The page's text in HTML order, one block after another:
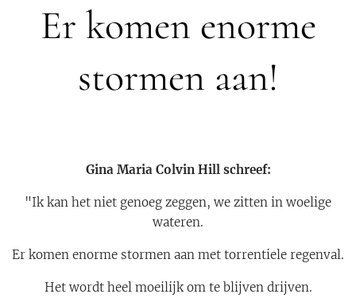
Er komen enorme
stormen aan!
Gina Maria Colvin Hill schreef:
"Ik kan het niet genoeg zeggen, we zitten in woelige
wateren.
Er komen enorme stormen aan met torrentiele regenval.
Het wordt heel moeilijk om te blijven drijven.